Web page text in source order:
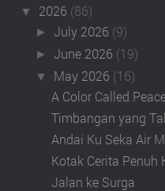
▼ 2026 (86)
►July 2026 (9)
►June 2026 (19)
▼ May 2026 (16)
A Color Called
Timbangan yang
Andai Ku Seka Air
Kotak Cerita Penuh
Jalan ke Surga